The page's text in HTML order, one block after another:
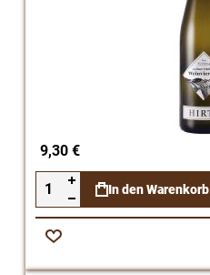
9,30 €
In den Warenkorb
Zur